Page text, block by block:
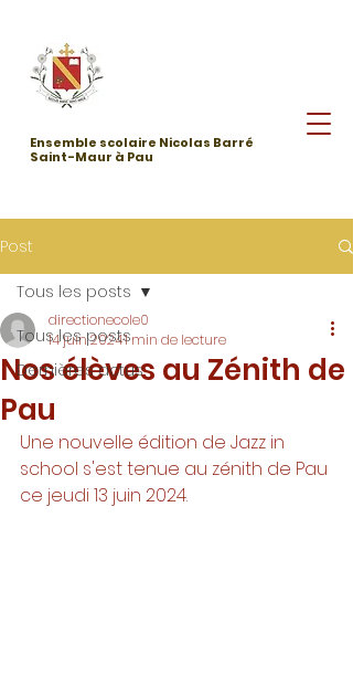
Ensemble scolaire Nicolas Barré
Saint-Maur à Pau
Post
Tous les posts
Dernières actus
Tous les posts
Nos élèves au Zénith de
Pau
directionecole0
14 juin 20241 min de lecture
Une nouvelle édition de Jazz in
school s'est tenue au zénith de Pau
ce jeudi 13 juin 2024.